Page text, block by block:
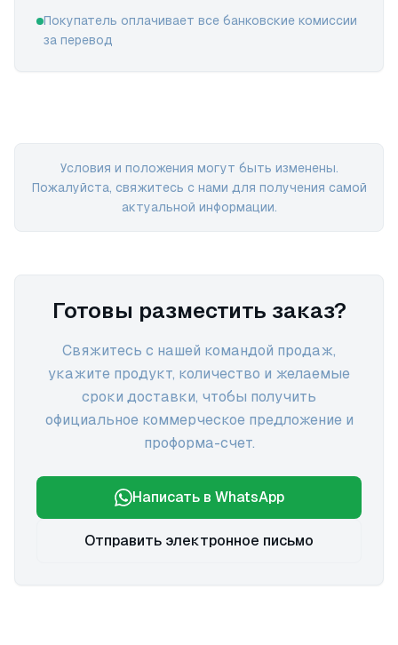
Покупатель оплачивает все банковские комиссии
за перевод
Условия и положения могут быть изменены.
Пожалуйста, свяжитесь с нами для получения самой
актуальной информации.
Готовы разместить заказ?
Свяжитесь с нашей командой продаж,
укажите продукт, количество и желаемые
сроки доставки, чтобы получить
официальное коммерческое предложение и
проформа-счет.
Написать в WhatsApp
Отправить электронное письмо